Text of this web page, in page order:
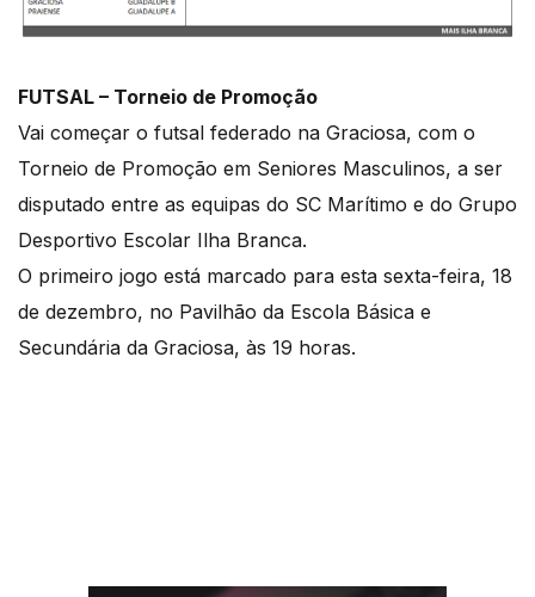
FUTSAL – Torneio de Promoção
Vai começar o futsal federado na Graciosa, com o
Torneio de Promoção em Seniores Masculinos, a ser
disputado entre as equipas do SC Marítimo e do Grupo
Desportivo Escolar Ilha Branca.
O primeiro jogo está marcado para esta sexta-feira, 18
de dezembro, no Pavilhão da Escola Básica e
Secundária da Graciosa, às 19 horas.